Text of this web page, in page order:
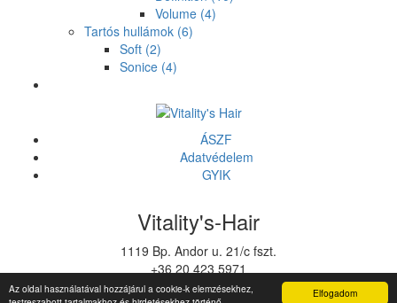
Elfogadom
Az oldal használatával hozzájárul a cookie-k elemzésekhez,
Volume (4)
Tartós hullámok (6)
Soft (2)
Sonice (4)
ÁSZF
Adatvédelem
GYIK
Vitality's-Hair
1119 Bp. Andor u. 21/c fszt.
+36 20 423 5971
vitalitys@vitalitys.hu